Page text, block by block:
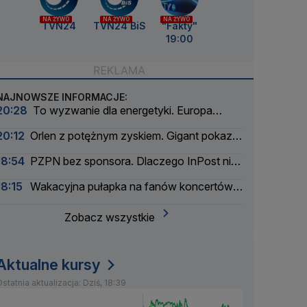
NA ŻYWO
TVN24
NA ŻYWO
TVN24 BiS
NA ŻYWO
"Fakty"
19:00
INFORMACJE:
To wyzwanie dla energetyki. Europa
Orlen z potężnym zyskiem. Gigant pokazał
PZPN bez sponsora. Dlaczego InPost nie
Wakacyjna pułapka na fanów koncertów.
Zobacz wszystkie
kursy
aktualizacja: Dziś, 18:39